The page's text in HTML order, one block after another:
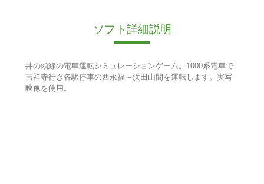
ソフト詳細説明
井の頭線の電車運転シミュレーションゲーム。1000系電車で
吉祥寺行き各駅停車の西永福～浜田山間を運転します。実写
映像を使用。